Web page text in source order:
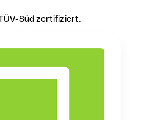
Süd zertifiziert.